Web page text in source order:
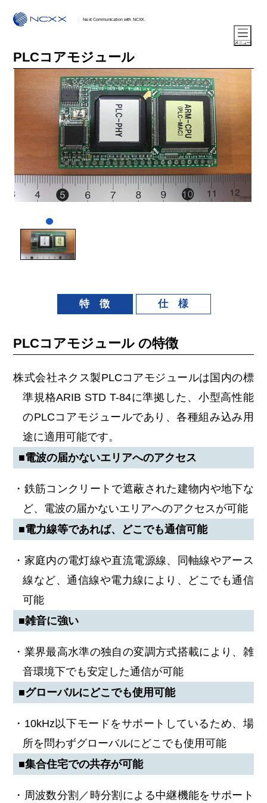
Next Communication with NCXX.
PLCコアモジュール
特 徴 仕 様
PLCコアモジュール の特徴
株式会社ネクス製PLCコアモジュールは国内の標
準規格ARIB STD T-84に準拠した、小型高性能
のPLCコアモジュールであり、各種組み込み用
途に適用可能です。
■電波の届かないエリアへのアクセス
・鉄筋コンクリートで遮蔽された建物内や地下な
ど、電波の届かないエリアへのアクセスが可能
■電力線等であれば、どこでも通信可能
・家庭内の電灯線や直流電源線、同軸線やアース
線など、通信線や電力線により、どこでも通信
可能
■雑音に強い
・業界最高水準の独自の変調方式搭載により、雑
音環境下でも安定した通信が可能
■グローバルにどこでも使用可能
・10kHz以下モードをサポートしているため、場
所を問わずグローバルにどこでも使用可能
■集合住宅での共存が可能
・周波数分割／時分割による中継機能をサポート